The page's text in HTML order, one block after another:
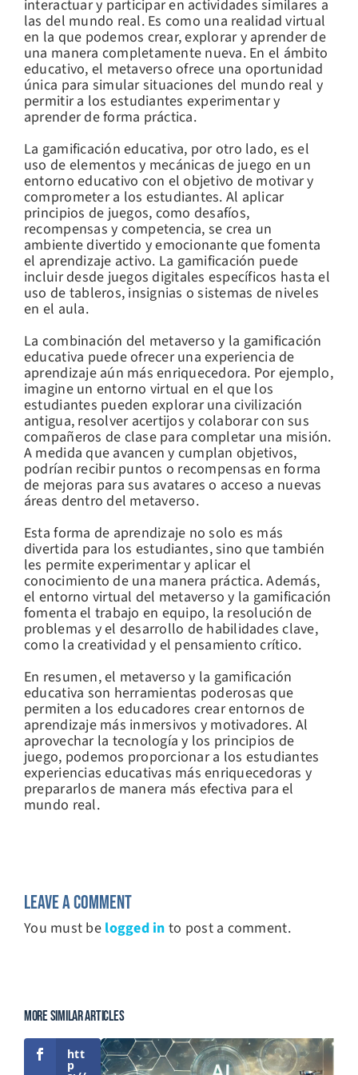
interactuar y participar en actividades similares a
las del mundo real. Es como una realidad virtual
en la que podemos crear, explorar y aprender de
una manera completamente nueva. En el ámbito
educativo, el metaverso ofrece una oportunidad
única para simular situaciones del mundo real y
permitir a los estudiantes experimentar y
aprender de forma práctica.
La gamificación educativa, por otro lado, es el
uso de elementos y mecánicas de juego en un
entorno educativo con el objetivo de motivar y
comprometer a los estudiantes. Al aplicar
principios de juegos, como desafíos,
recompensas y competencia, se crea un
ambiente divertido y emocionante que fomenta
el aprendizaje activo. La gamificación puede
incluir desde juegos digitales específicos hasta el
uso de tableros, insignias o sistemas de niveles
en el aula.
La combinación del metaverso y la gamificación
educativa puede ofrecer una experiencia de
aprendizaje aún más enriquecedora. Por ejemplo,
imagine un entorno virtual en el que los
estudiantes pueden explorar una civilización
antigua, resolver acertijos y colaborar con sus
compañeros de clase para completar una misión.
A medida que avancen y cumplan objetivos,
podrían recibir puntos o recompensas en forma
de mejoras para sus avatares o acceso a nuevas
áreas dentro del metaverso.
Esta forma de aprendizaje no solo es más
divertida para los estudiantes, sino que también
les permite experimentar y aplicar el
conocimiento de una manera práctica. Además,
el entorno virtual del metaverso y la gamificación
fomenta el trabajo en equipo, la resolución de
problemas y el desarrollo de habilidades clave,
como la creatividad y el pensamiento crítico.
En resumen, el metaverso y la gamificación
educativa son herramientas poderosas que
permiten a los educadores crear entornos de
aprendizaje más inmersivos y motivadores. Al
aprovechar la tecnología y los principios de
juego, podemos proporcionar a los estudiantes
experiencias educativas más enriquecedoras y
prepararlos de manera más efectiva para el
mundo real.
Leave A Comment
You must be logged in to post a comment.
More Similar Articles
htt
p